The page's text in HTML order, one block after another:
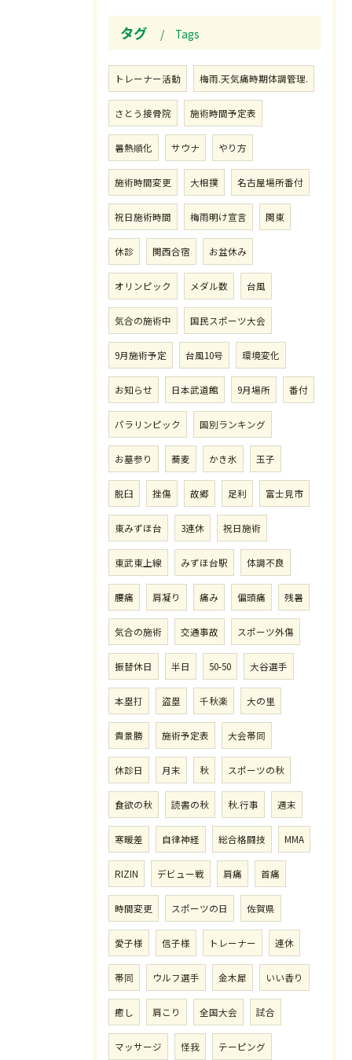
タグ Tags
トレーナー活動 梅雨.天気痛時期体調管理.
さとう接骨院 施術時間予定表
暑熱順化 サウナ やり方
施術時間変更 大相撲 名古屋場所番付
祝日施術時間 梅雨明け宣言 関東
休診 関西合宿 お盆休み
オリンピック メダル数 台風
気合の施術中 国民スポーツ大会
9月施術予定 台風10号 環境変化
お知らせ 日本武道館 9月場所 番付
パラリンピック 国別ランキング
お墓参り 蕎麦 かき氷 玉子
脱臼 挫傷 故郷 足利 富士見市
東みずほ台 3連休 祝日施術
東武東上線 みずほ台駅 体調不良
腰痛 肩凝り 痛み 偏頭痛 残暑
気合の施術 交通事故 スポーツ外傷
振替休日 半日 50-50 大谷選手
本塁打 盗塁 千秋楽 大の里
貴景勝 施術予定表 大会帯同
休診日 月末 秋 スポーツの秋
食欲の秋 読書の秋 秋.行事 週末
寒暖差 自律神経 総合格闘技 MMA
RIZIN デビュー戦 肩痛 首痛
時間変更 スポーツの日 佐賀県
愛子様 信子様 トレーナー 連休
帯同 ウルフ選手 金木犀 いい香り
癒し 肩こり 全国大会 試合
マッサージ 怪我 テーピング